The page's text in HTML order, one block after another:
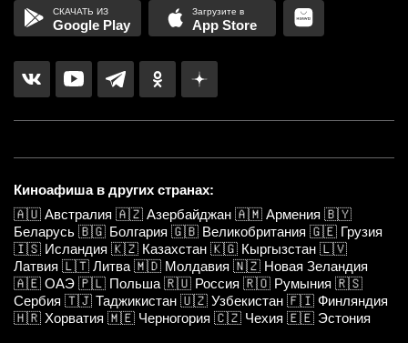
Google Play App Store
Киноафиша в других странах:
🇦🇺 Австралия 🇦🇿 Азербайджан 🇦🇲 Армения 🇧🇾
Беларусь 🇧🇬 Болгария 🇬🇧 Великобритания 🇬🇪 Грузия
🇮🇸 Исландия 🇰🇿 Казахстан 🇰🇬 Кыргызстан 🇱🇻
Латвия 🇱🇹 Литва 🇲🇩 Молдавия 🇳🇿 Новая Зеландия
🇦🇪 ОАЭ 🇵🇱 Польша 🇷🇺 Россия 🇷🇴 Румыния 🇷🇸
Сербия 🇹🇯 Таджикистан 🇺🇿 Узбекистан 🇫🇮 Финляндия
🇭🇷 Хорватия 🇲🇪 Черногория 🇨🇿 Чехия 🇪🇪 Эстония